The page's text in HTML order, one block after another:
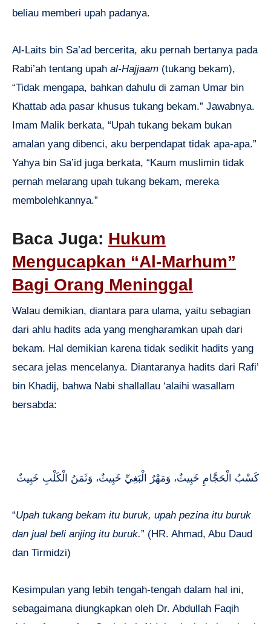
beliau memberi upah padanya.
Al-Laits bin Sa’ad bercerita, aku pernah bertanya pada
Rabi’ah tentang upah al-Hajjaam (tukang bekam),
“Tidak mengapa, bahkan dahulu di zaman Umar bin
Khattab ada pasar khusus tukang bekam.” Jawabnya.
Imam Malik berkata, “Upah tukang bekam bukan
amalan yang dibenci, aku berpendapat tidak apa-apa.”
Yahya bin Sa’id juga berkata, “Kaum muslimin tidak
pernah melarang upah tukang bekam, mereka
membolehkannya.”
Baca Juga: Hukum
Mengucapkan “Al-Marhum”
Bagi Orang Meninggal
Walau demikian, diantara para ulama, yaitu sebagian
dari ahlu hadits ada yang mengharamkan upah dari
bekam. Hal demikian karena tidak sedikit hadits yang
secara jelas mencelanya. Diantaranya hadits dari Rafi’
bin Khadij, bahwa Nabi shallallau ‘alaihi wasallam
bersabda:
كَسْبُ الْحَجَّامِ خَبِيثٌ، وَمَهْرُ الْبَغِيِّ خَبِيثٌ، وَثَمَنُ الْكَلْبِ خَبِيثٌ
“Upah tukang bekam itu buruk, upah pezina itu buruk
dan jual beli anjing itu buruk.” (HR. Ahmad, Abu Daud
dan Tirmidzi)
Kesimpulan yang lebih tengah-tengah dalam hal ini,
sebagaimana diungkapkan oleh Dr. Abdullah Faqih